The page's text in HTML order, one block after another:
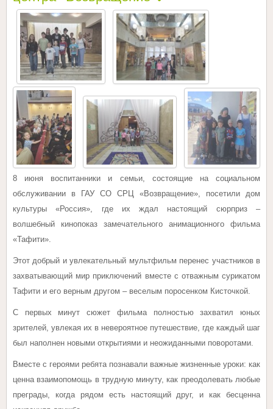
8 июня воспитанники и семьи, состоящие на социальном
обслуживании в ГАУ СО СРЦ «Возвращение», посетили дом
культуры «Россия», где их ждал настоящий сюрприз –
волшебный кинопоказ замечательного анимационного фильма
«Тафити».
Этот добрый и увлекательный мультфильм перенес участников в
захватывающий мир приключений вместе с отважным сурикатом
Тафити и его верным другом – веселым поросенком Кисточкой.
С первых минут сюжет фильма полностью захватил юных
зрителей, увлекая их в невероятное путешествие, где каждый шаг
был наполнен новыми открытиями и неожиданными поворотами.
Вместе с героями ребята познавали важные жизненные уроки: как
ценна взаимопомощь в трудную минуту, как преодолевать любые
преграды, когда рядом есть настоящий друг, и как бесценна